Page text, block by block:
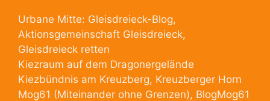
Urbane Mitte: Gleisdreieck-Blog,
Aktionsgemeinschaft Gleisdreieck,
Gleisdreieck retten
Kiezraum auf dem Dragonergelände
Kiezbündnis am Kreuzberg, Kreuzberger Horn
Mog61 (Miteinander ohne Grenzen), BlogMog61